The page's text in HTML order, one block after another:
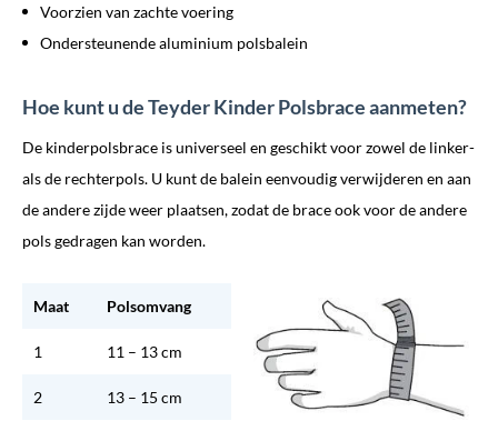
Voorzien van zachte voering
Ondersteunende aluminium polsbalein
Hoe kunt u de Teyder Kinder Polsbrace aanmeten?
De kinderpolsbrace is universeel en geschikt voor zowel de linker-
als de rechterpols. U kunt de balein eenvoudig verwijderen en aan
de andere zijde weer plaatsen, zodat de brace ook voor de andere
pols gedragen kan worden.
Maat Polsomvang
1 11 – 13 cm
2 13 – 15 cm